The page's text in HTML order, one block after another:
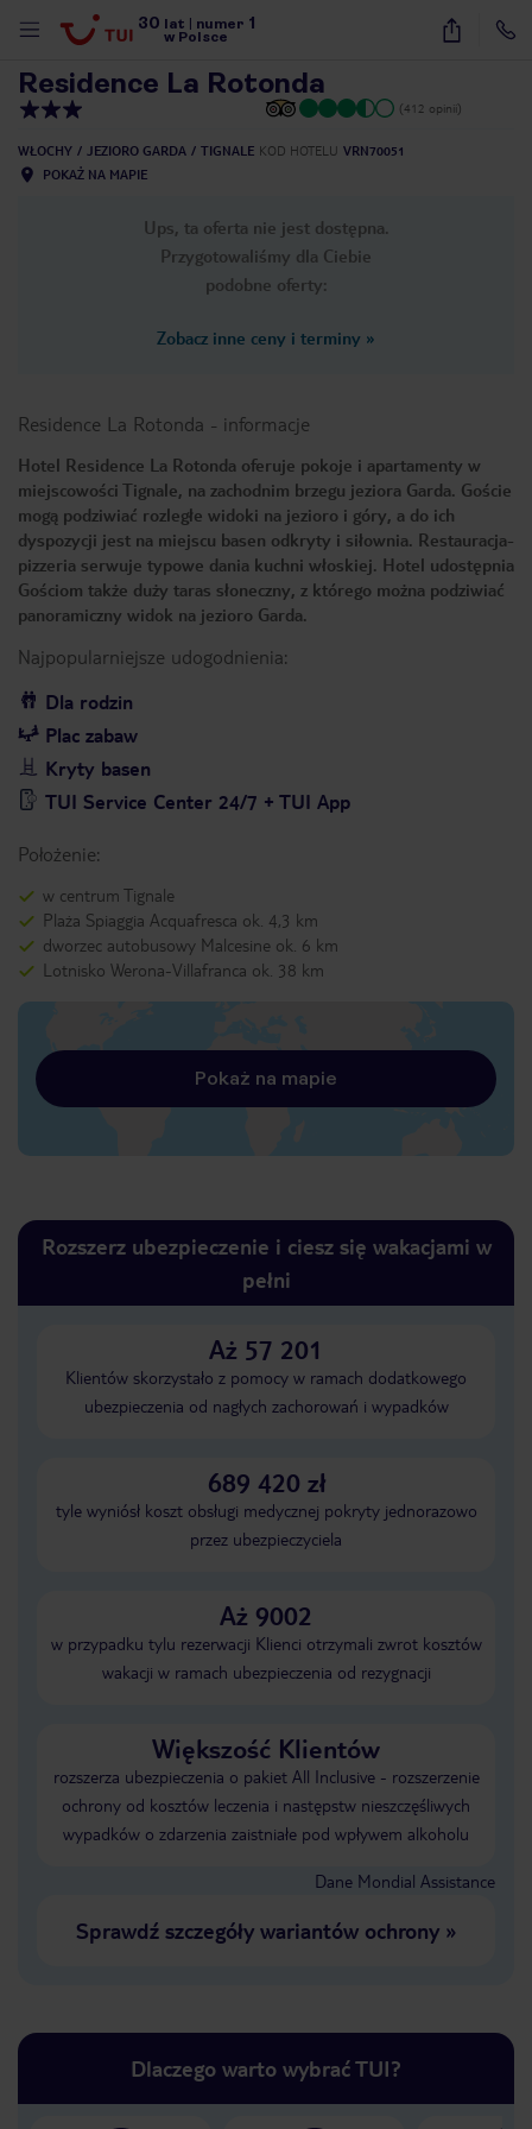
30 lat numer 1
w Polsce
11
Residence La Rotonda
(412 opinii)
WŁOCHY JEZIORO GARDA TIGNALE KOD HOTELU VRN70051
POKAŻ NA MAPIE
Ups, ta oferta nie jest dostępna.
Przygotowaliśmy dla Ciebie
podobne oferty:
Zobacz inne ceny i terminy »
Residence La Rotonda - informacje
Hotel Residence La Rotonda oferuje pokoje i apartamenty w
miejscowości Tignale, na zachodnim brzegu jeziora Garda. Goście
mogą podziwiać rozległe widoki na jezioro i góry, a do ich
dyspozycji jest na miejscu basen odkryty i siłownia. Restauracja-
pizzeria serwuje typowe dania kuchni włoskiej. Hotel udostępnia
Gościom także duży taras słoneczny, z którego można podziwiać
panoramiczny widok na jezioro Garda.
Najpopularniejsze udogodnienia:
Dla rodzin
Plac zabaw
Kryty basen
TUI Service Center 24/7 + TUI App
Położenie:
w centrum Tignale
Plaża Spiaggia Acquafresca ok. 4,3 km
dworzec autobusowy Malcesine ok. 6 km
Lotnisko Werona-Villafranca ok. 38 km
Pokaż na mapie
Rozszerz ubezpieczenie i ciesz się wakacjami w
pełni
Aż 57 201
Klientów skorzystało z pomocy w ramach dodatkowego
ubezpieczenia od nagłych zachorowań i wypadków
689 420 zł
tyle wyniósł koszt obsługi medycznej pokryty jednorazowo
przez ubezpieczyciela
Aż 9002
w przypadku tylu rezerwacji Klienci otrzymali zwrot kosztów
wakacji w ramach ubezpieczenia od rezygnacji
Większość Klientów
rozszerza ubezpieczenia o pakiet All Inclusive - rozszerzenie
ochrony od kosztów leczenia i następstw nieszczęśliwych
wypadków o zdarzenia zaistniałe pod wpływem alkoholu
Dane Mondial Assistance
Sprawdź szczegóły wariantów ochrony»
Dlaczego warto wybrać TUI?